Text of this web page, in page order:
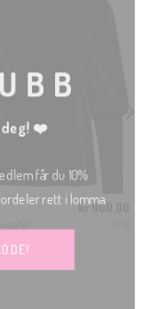
kr900.00
deg! ❤️
får du 10%
rett i lomma.